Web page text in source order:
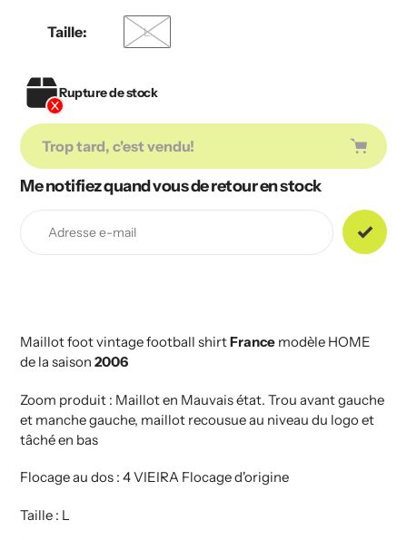
Taille: L
Rupture de stock
Trop tard, c'est vendu!
Ajout
produit
Me notifiez quand vous de retour en stock
Maillot foot vintage football shirtFrance modèle HOME
de la saison 2006
Zoom produit : Maillot en Mauvais état. Trou avant gauche
et manche gauche, maillot recousue au niveau du logo et
tâché en bas
Flocage au dos : 4 VIEIRA Flocage d'origine
Taille : L